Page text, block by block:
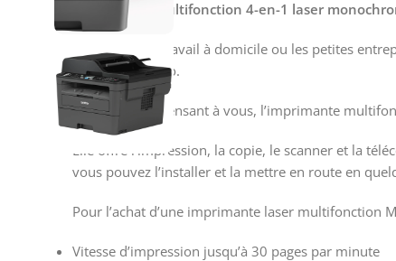
Imprimante multifonction 4-en-1 laser
Idéale pour le travail à domicile ou les petites
au forfait EcoPro.
Construite en pensant à vous, l’imprimante
Elle offre l’impression, la copie, le scanner et la
vous pouvez l’installer et la mettre en route en
Pour l’achat d’une imprimante laser multifonction
Vitesse d’impression jusqu’à 30 pages par minute